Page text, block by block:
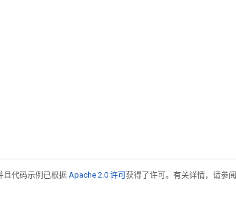
且代码示例已根据 Apache 2.0 许可获得了许可。有关详情，请参阅